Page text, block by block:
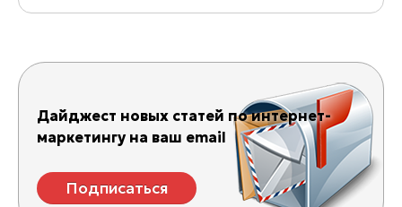
Дайджест новых статей по интернет-
маркетингу на ваш email
Подписаться